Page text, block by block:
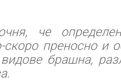
че
скоро преносно и
брашна,